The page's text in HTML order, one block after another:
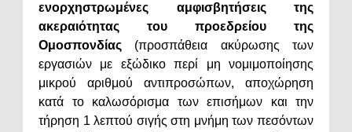
ενορχηστρωμένες αμφισβητήσεις της
ακεραιότητας του προεδρείου της
Ομοσπονδίας (προσπάθεια ακύρωσης των
εργασιών με εξώδικο περί μη νομιμοποίησης
μικρού αριθμού αντιπροσώπων, αποχώρηση
κατά το καλωσόρισμα των επισήμων και την
τήρηση 1 λεπτού σιγής στη μνήμη των πεσόντων